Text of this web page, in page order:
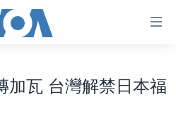
加瓦 台灣解禁日本福